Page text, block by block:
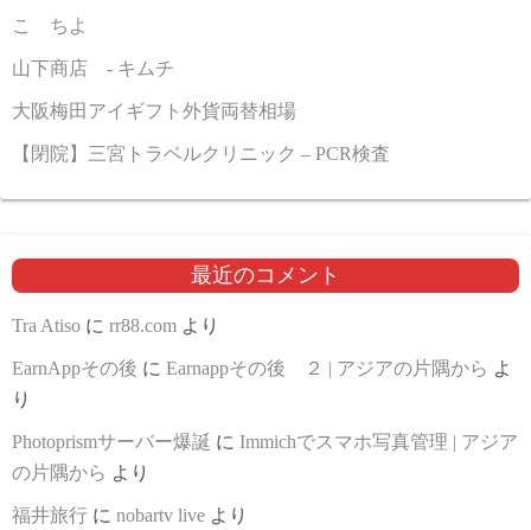
こゝちよ
山下商店 - キムチ
大阪梅田アイギフト外貨両替相場
【閉院】三宮トラベルクリニック – PCR検査
最近のコメント
Tra Atiso に rr88.com より
EarnAppその後 に Earnappその後 ２ | アジアの片隅から よ
り
Photoprismサーバー爆誕 に Immichでスマホ写真管理 | アジア
の片隅から より
福井旅行 に nobartv live より